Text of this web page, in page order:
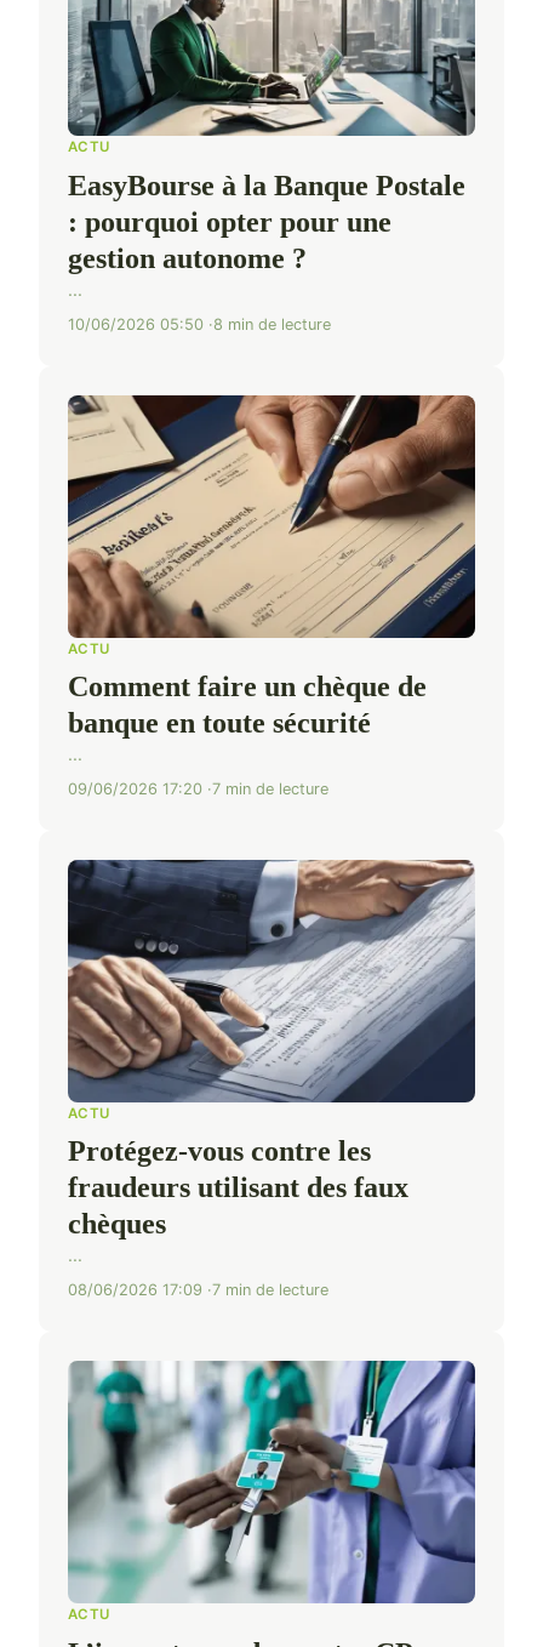
ACTU
EasyBourse à la Banque Postale
: pourquoi opter pour une
gestion autonome ?
...
10/06/2026 05:50 8 min de lecture
ACTU
Comment faire un chèque de
banque en toute sécurité
...
09/06/2026 17:20 7 min de lecture
ACTU
Protégez-vous contre les
fraudeurs utilisant des faux
chèques
...
08/06/2026 17:09 7 min de lecture
ACTU